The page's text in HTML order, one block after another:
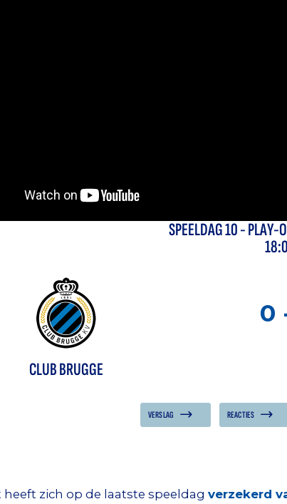
(@KAAGent)
SPEELDAG10-PLAY-
0
CLUB BRUGGE
VERSLAG REACTIES
heeft zich op de laatste speeldag verzekerd